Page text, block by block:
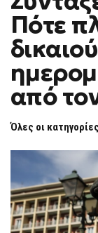
Πότε
από
Όλες οι